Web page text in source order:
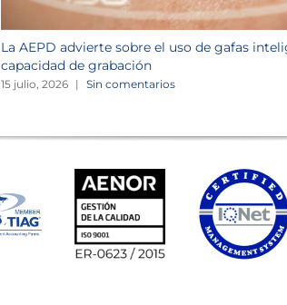
La AEPD advierte sobre el uso de gafas
capacidad de grabación
15 julio, 2026 | Sin comentarios